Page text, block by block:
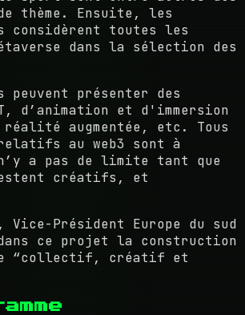
thème. Ensuite, les
considèrent toutes les
dans la sélection des
peuvent présenter des
d’animation et d'immersion
augmentée, etc. Tous
au web3 sont à
a pas de limite tant que
créatifs, et
Président Europe du sud
ce projet la construction
“collectif, créatif et